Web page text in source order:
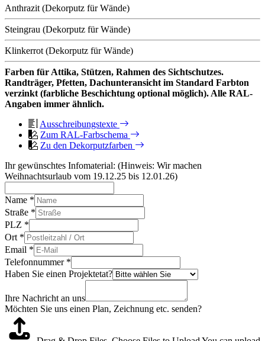
Anthrazit (Dekorputz für Wände)
Steingrau (Dekorputz für Wände)
Klinkerrot (Dekorputz für Wände)
Farben für Attika, Stützen, Rahmen des Sichtschutzes.
Randträger, Pfetten, Dachunteransicht im Standard Farbton
verzinkt (farbliche Beschichtung optional möglich). Alle RAL-
Angaben immer ähnlich.
Ausschreibungstexte
Zum RAL-Farbschema
Zu den Dekorputzfarben
Ihr gewünschtes Infomaterial: (Hinweis: Wir machen
Weihnachtsurlaub vom 19.12.25 bis 12.01.26)
Name *
Straße *
PLZ *
Ort *
Email *
Telefonnummer *
Haben Sie einen Projektetat?
Ihre Nachricht an uns
Möchten Sie uns einen Plan, Zeichnung etc. senden?